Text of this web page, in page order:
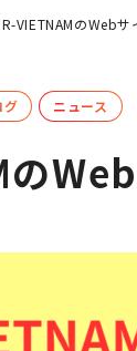
R-VIETNAMのWeb
グ ニュース